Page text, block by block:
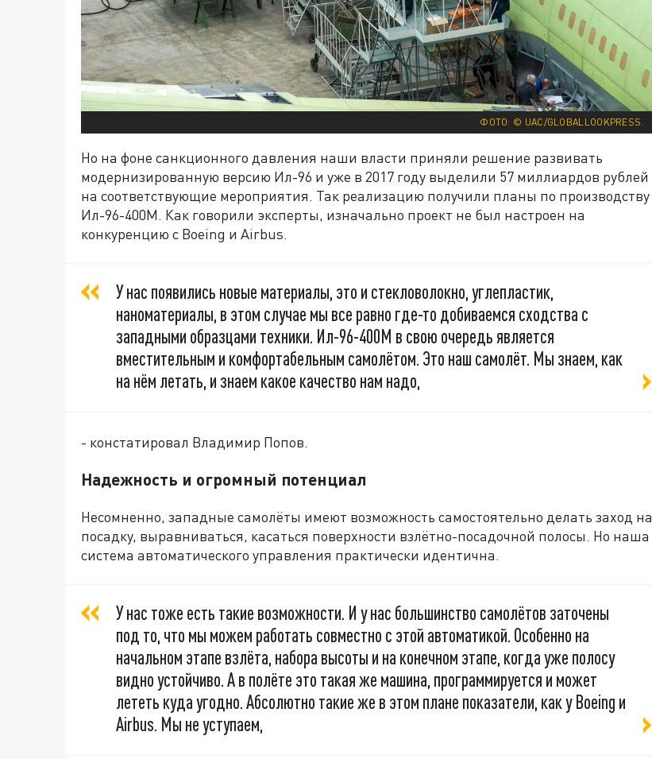
ФОТО: © UAC/GLOBALLOOKPRESS.
Но на фоне санкционного давления наши власти приняли решение развивать
модернизированную версию Ил-96 и уже в 2017 году выделили 57 миллиардов рублей
на соответствующие мероприятия. Так реализацию получили планы по производству
Ил-96-400М. Как говорили эксперты, изначально проект не был настроен на
конкуренцию с Boeing и Airbus.
У нас появились новые материалы, это и стекловолокно, углепластик,
наноматериалы, в этом случае мы все равно где-то добиваемся сходства с
западными образцами техники. Ил-96-400М в свою очередь является
вместительным и комфортабельным самолётом. Это наш самолёт. Мы знаем, как
на нём летать, и знаем какое качество нам надо,
- констатировал Владимир Попов.
Надежность и огромный потенциал
Несомненно, западные самолёты имеют возможность самостоятельно делать заход на
посадку, выравниваться, касаться поверхности взлётно-посадочной полосы. Но наша
система автоматического управления практически идентична.
У нас тоже есть такие возможности. И у нас большинство самолётов заточены
под то, что мы можем работать совместно с этой автоматикой. Особенно на
начальном этапе взлёта, набора высоты и на конечном этапе, когда уже полосу
видно устойчиво. А в полёте это такая же машина, программируется и может
лететь куда угодно. Абсолютно такие же в этом плане показатели, как у Boeing и
Airbus. Мы не уступаем,